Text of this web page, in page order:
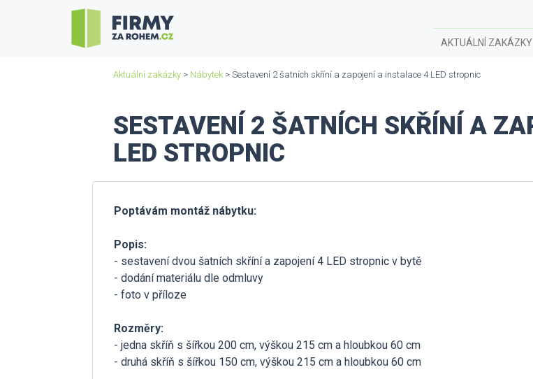
AKTUÁLNÍ ZAKÁZKY
Aktuální zakázky > Nábytek> Sestavení 2 šatních skříní a zapojení a instalace 4 LED stropnic
SESTAVENÍ 2 ŠATNÍCH SKŘÍNÍ A
LED STROPNIC
Poptávám montáž nábytku:
Popis:
- sestavení dvou šatních skříní a zapojení 4 LED stropnic v bytě
- dodání materiálu dle odmluvy
- foto v příloze
Rozměry:
- jedna skříň s šířkou 200 cm, výškou 215 cm a hloubkou 60 cm
- druhá skříň s šířkou 150 cm, výškou 215 cm a hloubkou 60 cm